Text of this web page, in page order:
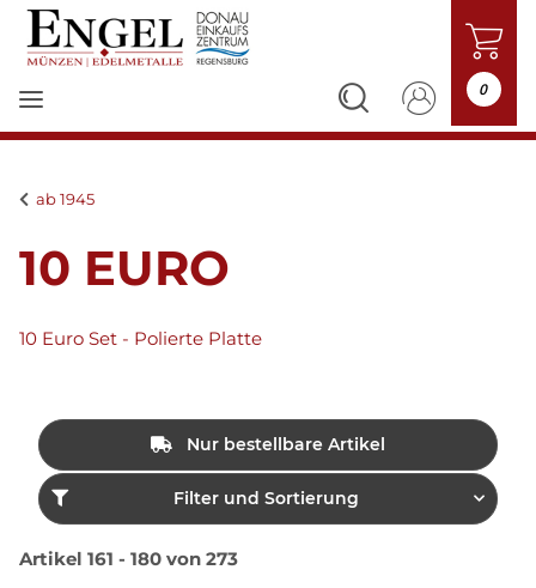
0
ab 1945
10 EURO
10 Euro Set - Polierte Platte
Nur bestellbare Artikel
Filter und Sortierung
Artikel 161 - 180 von 273